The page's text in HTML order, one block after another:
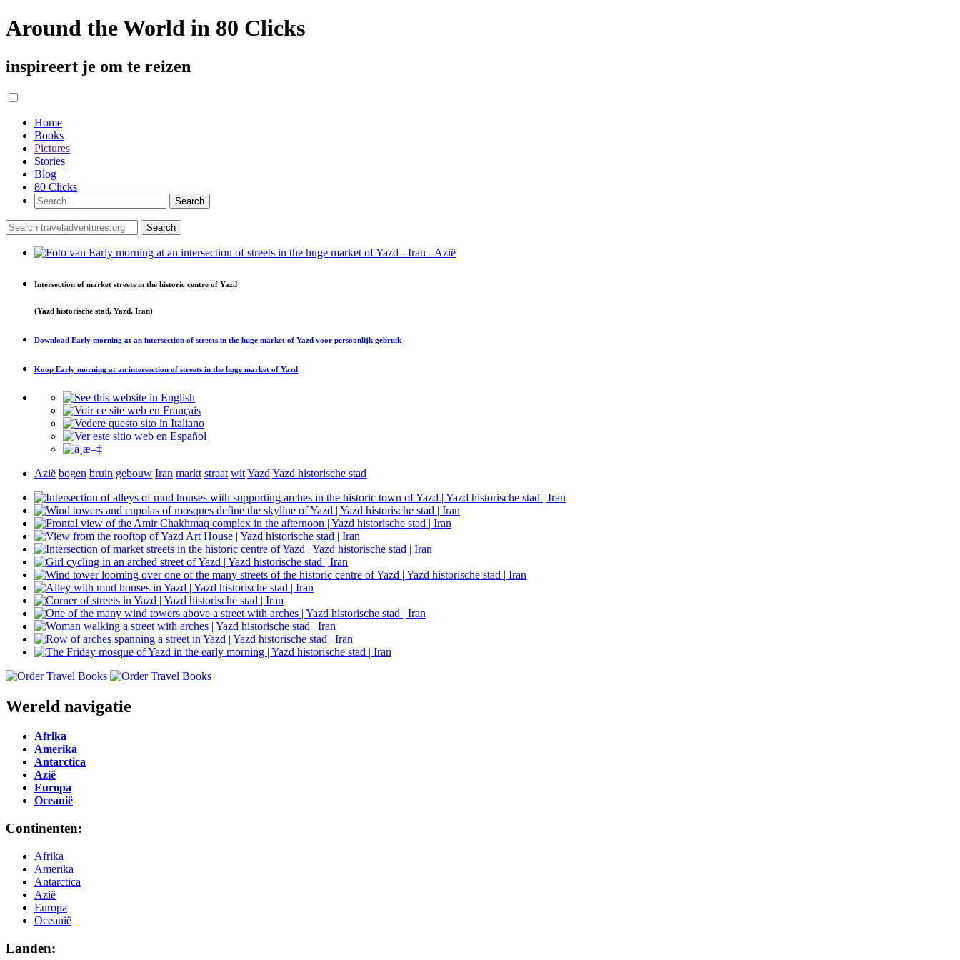
Around the World in 80 Clicks
inspireert je om te reizen
Home
Books
Pictures
Stories
Blog
80 Clicks
Intersection of market streets in the historic centre of Yazd
(Yazd historische stad, Yazd, Iran)
Download Early morning at an intersection of streets in the huge market of Yazd voor persoonlijk gebruik
Koop Early morning at an intersection of streets in the huge market of Yazd
Azië bogen bruin gebouw Iran markt straat witYazd Yazd historische stad
Wereld navigatie
Afrika
Amerika
Antarctica
Azië
Europa
Oceanië
Continenten:
Afrika
Amerika
Antarctica
Azië
Europa
Oceanië
Landen: